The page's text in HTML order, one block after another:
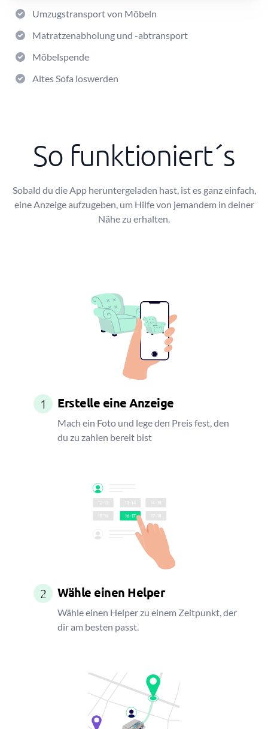
Umzugstransport von Möbeln
Matratzenabholung und -abtransport
Möbelspende
Altes Sofa loswerden
So funktioniert´s
Sobald du die App heruntergeladen hast, ist es ganz einfach,
eine Anzeige aufzugeben, um Hilfe von jemandem in deiner
Nähe zu erhalten.
1 Erstelle eine Anzeige
Mach ein Foto und lege den Preis fest, den
du zu zahlen bereit bist
2 Wähle einen Helper
Wähle einen Helper zu einem Zeitpunkt, der
dir am besten passt.